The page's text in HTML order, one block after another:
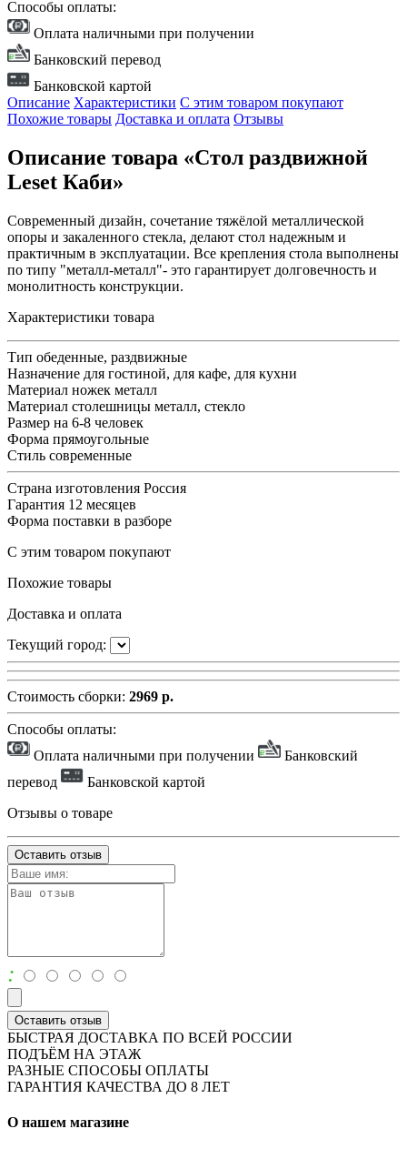
Способы оплаты:
Оплата наличными при получении
Банковский перевод
Банковской картой
Описание Характеристики С этим товаром покупают
Похожие товары Доставка и оплата Отзывы
Описание товара «Стол раздвижной
Leset Каби»
Современный дизайн, сочетание тяжёлой металлической
опоры и закаленного стекла, делают стол надежным и
практичным в эксплуатации. Все крепления стола выполнены
по типу "металл-металл"- это гарантирует долговечность и
монолитность конструкции.
Характеристики товара
Тип обеденные, раздвижные
Назначение для гостиной, для кафе, для кухни
Материал ножек металл
Материал столешницы металл, стекло
Размер на 6-8 человек
Форма прямоугольные
Стиль современные
Страна изготовления Россия
Гарантия 12 месяцев
Форма поставки в разборе
С этим товаром покупают
Похожие товары
Доставка и оплата
Текущий город:
Стоимость сборки: 2969 р.
Способы оплаты:
Оплата наличными при получении
Банковский
перевод
Банковской картой
Отзывы о товаре
Оставить отзыв
:
Оставить отзыв
БЫСТРАЯ ДОСТАВКА ПО ВСЕЙ РОССИИ
ПОДЪЁМ НА ЭТАЖ
РАЗНЫЕ СПОСОБЫ ОПЛАТЫ
ГАРАНТИЯ КАЧЕСТВА ДО 8 ЛЕТ
О нашем магазине